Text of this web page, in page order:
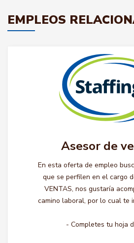
EMPLEOS
Asesor de
En esta oferta de empleo
que se perfilen en el cargo
VENTAS, nos gustaría
camino laboral, por lo cual te
- Completes tu hoja